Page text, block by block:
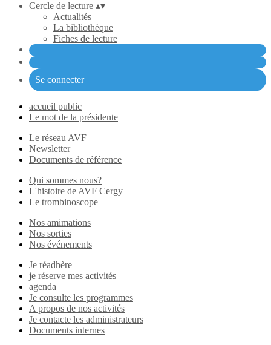
Cercle de lecture ▴▾
Actualités
La bibliothèque
Fiches de lecture
Se connecter
accueil public
Le mot de la présidente
Le réseau AVF
Newsletter
Documents de référence
Qui sommes nous?
L'histoire de AVF Cergy
Le trombinoscope
Nos amimations
Nos sorties
Nos événements
Je réadhère
je réserve mes activités
agenda
Je consulte les programmes
A propos de nos activités
Je contacte les administrateurs
Documents internes